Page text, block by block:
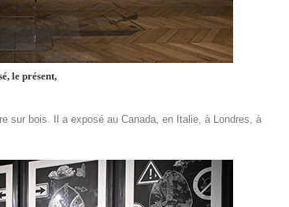
le présent,
sur bois. Il a exposé au Canada, en Italie, à Londres, à